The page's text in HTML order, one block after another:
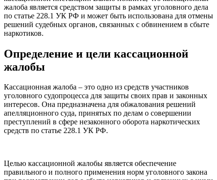
жалоба является средством защиты в рамках уголовного дела
по статье 228.1 УК РФ и может быть использована для отмены
решений судебных органов, связанных с обвинением в сбыте
наркотиков.
Определение и цели кассационной
жалобы
Кассационная жалоба – это одно из средств участников
уголовного судопроцесса для защиты своих прав и законных
интересов. Она предназначена для обжалования решений
апелляционного суда, принятых по делам о совершении
преступлений в сфере незаконного оборота наркотических
средств по статье 228.1 УК РФ.
Целью кассационной жалобы является обеспечение
правильного и полного применения норм уголовного закона